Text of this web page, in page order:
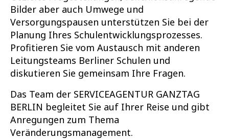
Bilder aber auch Umwege und
Versorgungspausen unterstützen Sie bei der
Planung Ihres Schulentwicklungsprozesses.
Profitieren Sie vom Austausch mit anderen
Leitungsteams Berliner Schulen und
diskutieren Sie gemeinsam Ihre Fragen.
Das Team der SERVICEAGENTUR GANZTAG
BERLIN begleitet Sie auf Ihrer Reise und gibt
Anregungen zum Thema
Veränderungsmanagement.